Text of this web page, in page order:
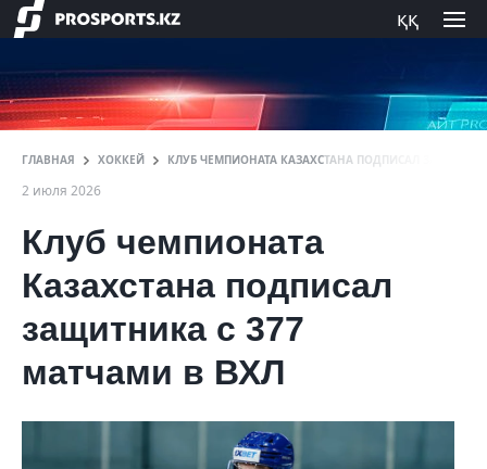
ққ
ГЛАВНАЯ ХОККЕЙ КЛУБ ЧЕМПИОНАТА КАЗАХСТАНА ПОДПИСАЛ
2 июля 2026
Клуб чемпионата
Казахстана подписал
защитника с 377
матчами в ВХЛ